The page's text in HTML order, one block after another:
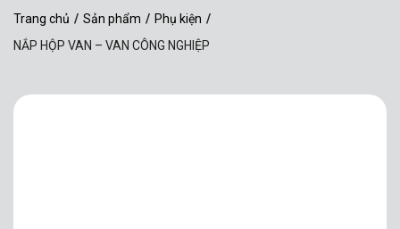
Trang chủ / Sản phẩm / Phụ kiện /
NẮP HỘP VAN – VAN CÔNG NGHIỆP